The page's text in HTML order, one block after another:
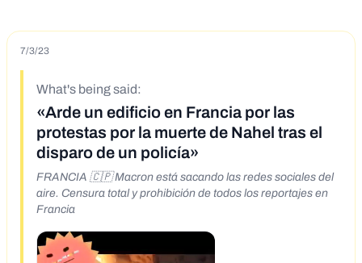
7/3/23
What's being said:
«Arde un edificio en Francia por las
protestas por la muerte de Nahel tras el
disparo de un policía»
FRANCIA 🇨🇵 Macron está sacando las redes sociales del
aire. Censura total y prohibición de todos los reportajes en
Francia